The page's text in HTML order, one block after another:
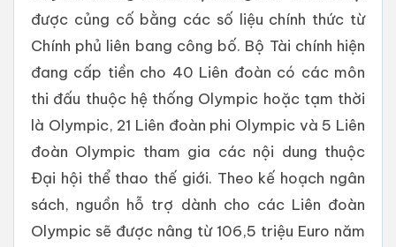
được củng cố bằng các số liệu chính thức từ
Chính phủ liên bang công bố. Bộ Tài chính hiện
đang cấp tiền cho 40 Liên đoàn có các môn
thi đấu thuộc hệ thống Olympic hoặc tạm thời
là Olympic, 21 Liên đoàn phi Olympic và 5 Liên
đoàn Olympic tham gia các nội dung thuộc
Đại hội thể thao thế giới. Theo kế hoạch ngân
sách, nguồn hỗ trợ dành cho các Liên đoàn
Olympic sẽ được nâng từ 106,5 triệu Euro năm